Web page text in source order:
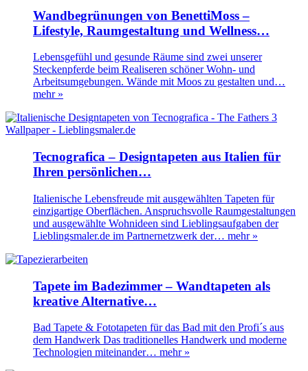
Wandbegrünungen von BenettiMoss –
Lifestyle, Raumgestaltung und Wellness…
Lebensgefühl und gesunde Räume sind zwei unserer
Steckenpferde beim Realiseren schöner Wohn- und
Arbeitsumgebungen. Wände mit Moos zu gestalten und…
mehr »
Tecnografica – Designtapeten aus Italien für
Ihren persönlichen…
Italienische Lebensfreude mit ausgewählten Tapeten für
einzigartige Oberflächen. Anspruchsvolle Raumgestaltungen
und ausgewählte Wohnideen sind Lieblingsaufgaben der
Lieblingsmaler.de im Partnernetzwerk der… mehr »
Tapete im Badezimmer – Wandtapeten als
kreative Alternative…
Bad Tapete & Fototapeten für das Bad mit den Profi´s aus
dem Handwerk Das traditionelles Handwerk und moderne
Technologien miteinander… mehr »